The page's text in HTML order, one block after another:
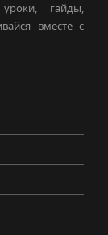
гайды,
вместе с